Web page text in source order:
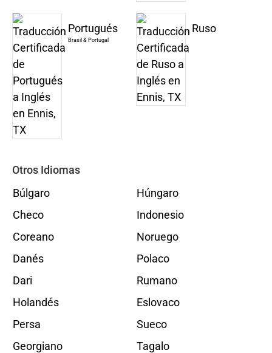
Portugués
Brasil & Portugal
Ruso
Otros Idiomas
Búlgaro
Checo
Coreano
Danés
Dari
Holandés
Persa
Georgiano
Húngaro
Indonesio
Noruego
Polaco
Rumano
Eslovaco
Sueco
Tagalo